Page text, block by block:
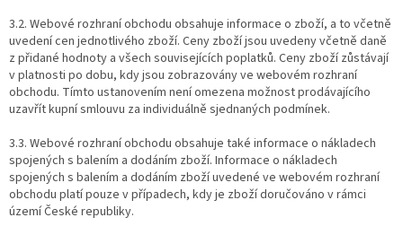
3.2. Webové rozhraní obchodu obsahuje informace o zboží, a to včetně
uvedení cen jednotlivého zboží. Ceny zboží jsou uvedeny včetně daně
z přidané hodnoty a všech souvisejících poplatků. Ceny zboží zůstávají
v platnosti po dobu, kdy jsou zobrazovány ve webovém rozhraní
obchodu. Tímto ustanovením není omezena možnost prodávajícího
uzavřít kupní smlouvu za individuálně sjednaných podmínek.
3.3. Webové rozhraní obchodu obsahuje také informace o nákladech
spojených s balením a dodáním zboží. Informace o nákladech
spojených s balením a dodáním zboží uvedené ve webovém rozhraní
obchodu platí pouze v případech, kdy je zboží doručováno v rámci
území České republiky.